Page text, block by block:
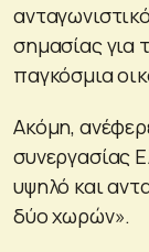
σημασίας για
παγκόσμια
Ακόμη,
συνεργασίας
υψηλό και
δύο χωρών».